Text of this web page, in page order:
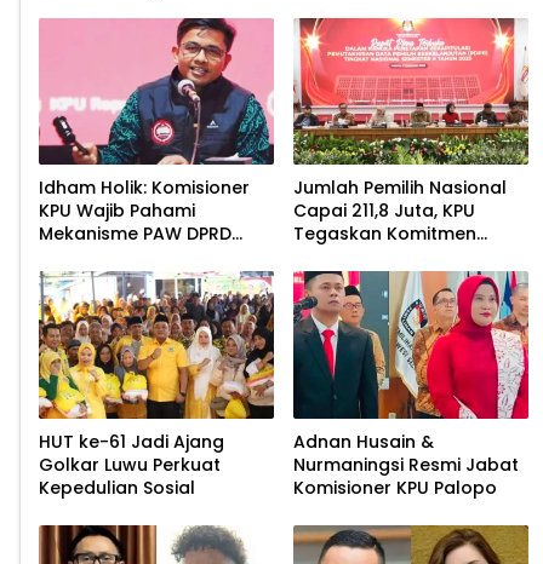
Idham Holik: Komisioner
KPU Wajib Pahami
Mekanisme PAW DPRD
Jumlah Pemilih Nasional
Capai 211,8 Juta, KPU
Tegaskan Komitmen
Berkelanjutan
HUT ke-61 Jadi Ajang
Golkar Luwu Perkuat
Kepedulian Sosial
Adnan Husain &
Nurmaningsi Resmi Jabat
Komisioner KPU Palopo